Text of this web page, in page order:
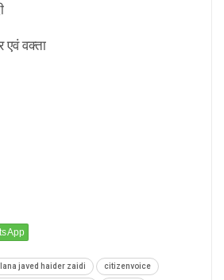
एवं वक्ता
javed haider zaidi citizenvoice